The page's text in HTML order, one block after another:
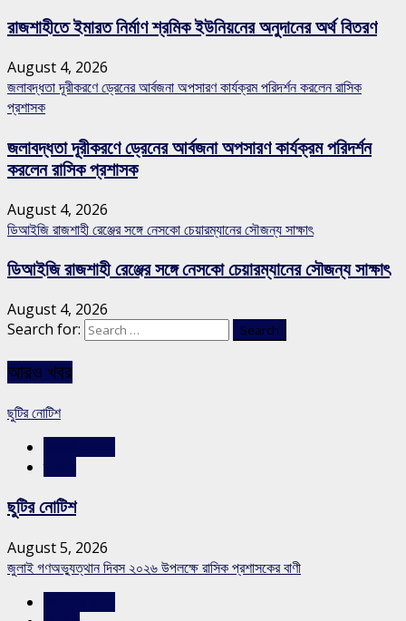
রাজশাহীতে ইমারত নির্মাণ শ্রমিক ইউনিয়নের অনুদানের অর্থ বিতরণ
August 4, 2026
জলাবদ্ধতা দূরীকরণে ড্রেনের আর্বজনা অপসারণ কার্যক্রম পরিদর্শন করলেন রাসিক
প্রশাসক
জলাবদ্ধতা দূরীকরণে ড্রেনের আর্বজনা অপসারণ কার্যক্রম পরিদর্শন
করলেন রাসিক প্রশাসক
August 4, 2026
ডিআইজি রাজশাহী রেঞ্জের সঙ্গে নেসকো চেয়ারম্যানের সৌজন্য সাক্ষাৎ
ডিআইজি রাজশাহী রেঞ্জের সঙ্গে নেসকো চেয়ারম্যানের সৌজন্য সাক্ষাৎ
August 4, 2026
Search for:
আরও খবর
ছুটির নোটিশ
ছুটির নোটিশ
August 5, 2026
জুলাই গণঅভ্যুত্থান দিবস ২০২৬ উপলক্ষে রাসিক প্রশাসকের বাণী